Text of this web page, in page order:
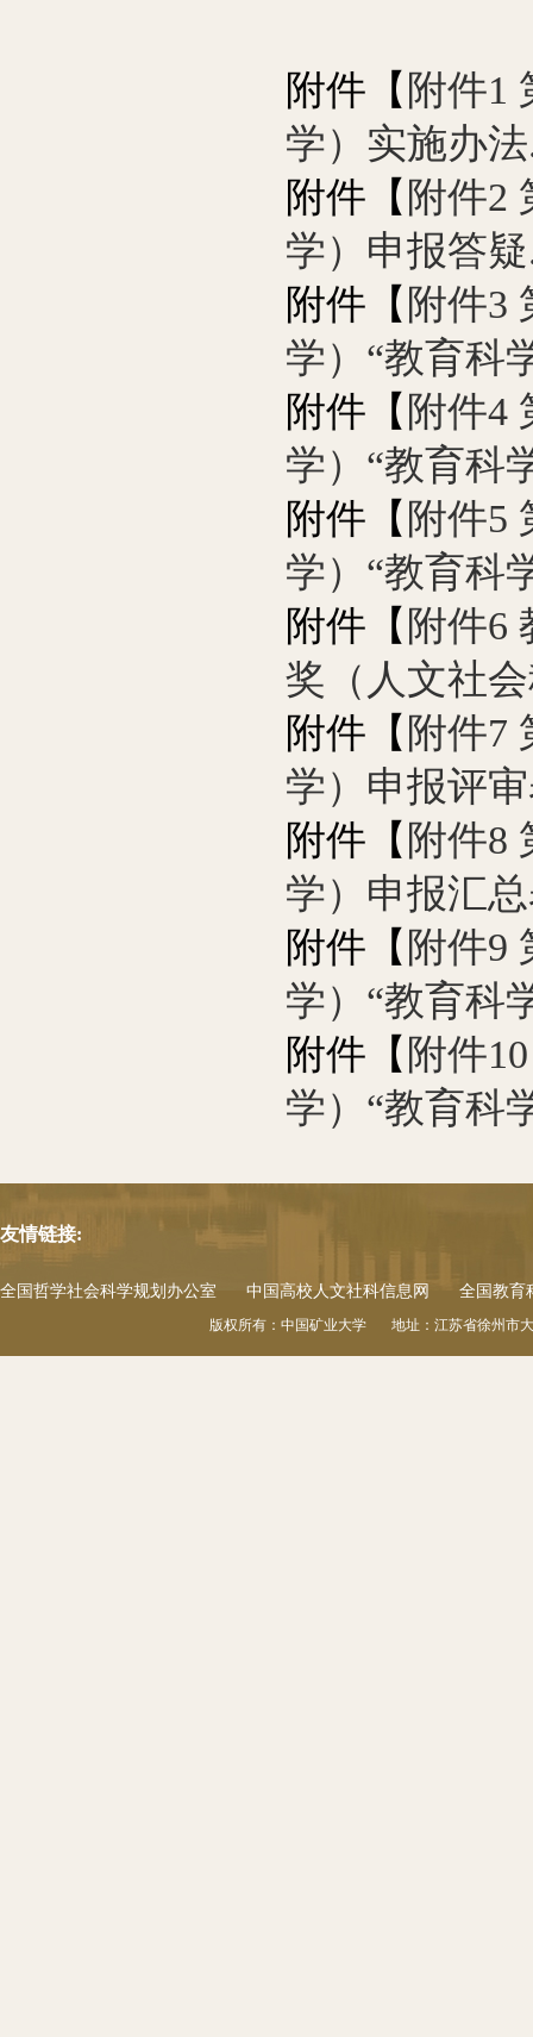
附件【 附件1
学）实施办
附件【 附件2
学）申报答
附件【 附件3
学）“教育科
附件【 附件4
学）“教育科
附件【 附件5
学）“教育科
附件【 附件6
奖（人文社
附件【 附件7
学）申报评
附件【 附件8
学）申报汇
附件【 附件9
学）“教育科
附件【 附件
学）“教育科
友情链接:
全国哲学社会科学规划办公室 中国高校人文社科信息网 全国教育
版权所有：中国矿业大学 地址：江苏省徐州